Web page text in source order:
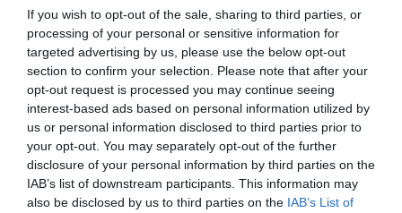
If you wish to opt-out of the sale, sharing to third parties, or
processing of your personal or sensitive information for
targeted advertising by us, please use the below opt-out
section to confirm your selection. Please note that after your
opt-out request is processed you may continue seeing
interest-based ads based on personal information utilized by
us or personal information disclosed to third parties prior to
your opt-out. You may separately opt-out of the further
disclosure of your personal information by third parties on the
IAB’s list of downstream participants. This information may
also be disclosed by us to third parties on the IAB’s List of
Totora commenté :
23 janvier 2017 - 19 h 08
Aucune liaison entre grece et usa actuellement !
Comme pour le luxembourg . TK y a renoncé pourquoi pas LG
avec commande ou leasing un 787 ou 330 ?
Pareil pour aegan pourquoi pas un appareil LC pour desservir
les states ?
RÉPONDRE